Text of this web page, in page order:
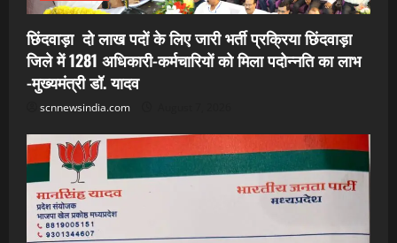
छिंदवाड़ा दो लाख पदों के लिए जारी भर्ती प्रक्रिया छिंदवाड़ा
जिले में 1281 अधिकारी-कर्मचारियों को मिला पदोन्नति का लाभ
-मुख्यमंत्री डॉ. यादव
scnnewsindia.com